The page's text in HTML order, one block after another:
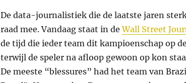
De data-journalistiek die de laatste jaren
raad mee. Vandaag staat in deWall Street
de tijd die ieder team dit kampioenschap op
terwijl de speler na afloop gewoon op kon
De meeste “blessures” had het team van